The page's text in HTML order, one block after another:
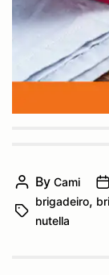
Post
author
By Cami
Tags
brigadeiro,
nutella